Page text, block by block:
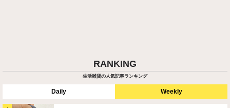
RANKING
生活雑貨の人気記事ランキング
Daily Weekly